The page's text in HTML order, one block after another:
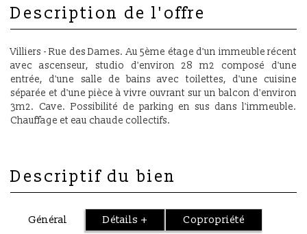
description de l'offre
Villiers - Rue des Dames. Au 5ème étage d'un immeuble récent
avec ascenseur, studio d'environ 28 m2 composé d'une
entrée, d'une salle de bains avec toilettes, d'une cuisine
séparée et d'une pièce à vivre ouvrant sur un balcon d'environ
3m2. Cave. Possibilité de parking en sus dans l'immeuble.
Chauffage et eau chaude collectifs.
descriptif du bien
Général Détails + Copropriété